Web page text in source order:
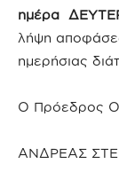
ημέρα
λήψη
ημερήσιας
Ο Πρόεδρος
ΑΝΔΡΕΑΣ